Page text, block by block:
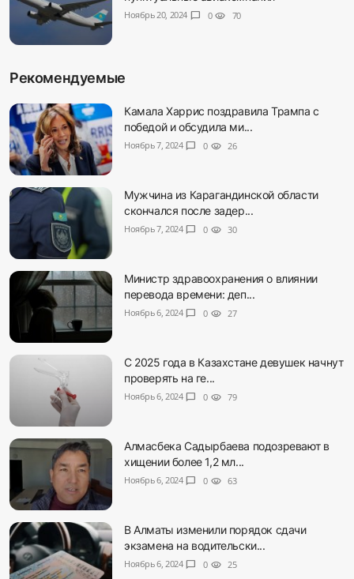
Ноябрь 20, 2024 chat_bubble 0 visibility 70
Рекомендуемые
Камала Харрис поздравила Трампа с
победой и обсудила ми...
Ноябрь 7, 2024 chat_bubble 0 visibility 26
Мужчина из Карагандинской области
скончался после задер...
Ноябрь 7, 2024 chat_bubble 0 visibility 30
Министр здравоохранения о влиянии
перевода времени: деп...
Ноябрь 6, 2024 chat_bubble 0 visibility 27
С 2025 года в Казахстане девушек начнут
проверять на ге...
Ноябрь 6, 2024 chat_bubble 0 visibility 79
Алмасбека Садырбаева подозревают в
хищении более 1,2 мл...
Ноябрь 6, 2024 chat_bubble 0 visibility 63
В Алматы изменили порядок сдачи
экзамена на водительски...
Ноябрь 6, 2024 chat_bubble 0 visibility 25